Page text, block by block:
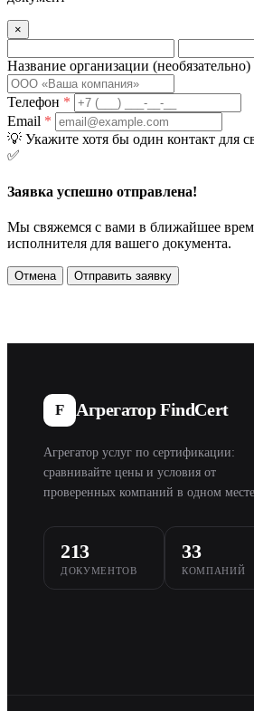
×
Название организации (необязательно)
Телефон *
Email *
💡 Укажите хотя бы один контакт для
✅
Заявка успешно отправлена!
Мы свяжемся с вами в ближайшее
исполнителя для вашего документа.
Отмена Отправить заявку
F Агрегатор FindCert
Агрегатор услуг по сертификации:
сравнивайте цены и условия от
проверенных компаний в одном месте.
213
ДОКУМЕНТОВ
33
КОМПАНИЙ